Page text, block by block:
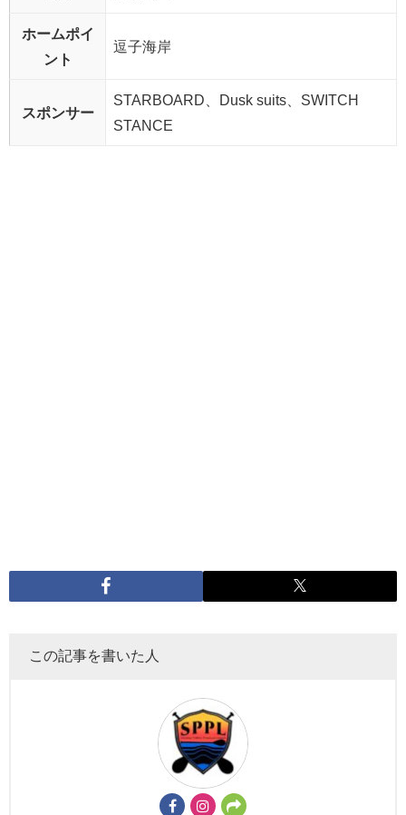
ホームポイ
ント
逗子海岸
スポンサー
STARBOARD、Dusk suits、SWITCH
STANCE
この記事を書いた人